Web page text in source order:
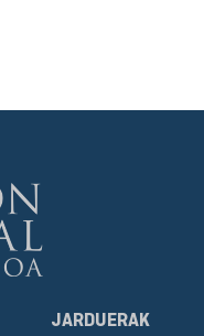
JARDUERAK